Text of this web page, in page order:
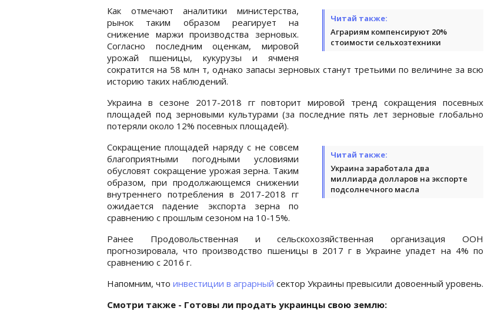
Читай также:
Аграриям компенсируют 20%
стоимости сельхозтехники
Как отмечают аналитики министерства,
рынок таким образом реагирует на
снижение маржи производства зерновых.
Согласно последним оценкам, мировой
урожай пшеницы, кукурузы и ячменя
сократится на 58 млн т, однако запасы зерновых станут третьими по величине за всю
историю таких наблюдений.
Украина в сезоне 2017-2018 гг повторит мировой тренд сокращения посевных
площадей под зерновыми культурами (за последние пять лет зерновые глобально
потеряли около 12% посевных площадей).
Читай также:
Украина заработала два
миллиарда долларов на экспорте
подсолнечного масла
Сокращение площадей наряду с не совсем
благоприятными погодными условиями
обусловят сокращение урожая зерна. Таким
образом, при продолжающемся снижении
внутреннего потребления в 2017-2018 гг
ожидается падение экспорта зерна по
сравнению с прошлым сезоном на 10-15%.
Ранее Продовольственная и сельскохозяйственная организация ООН
прогнозировала, что производство пшеницы в 2017 г в Украине упадет на 4% по
сравнению с 2016 г.
Напомним, что инвестиции в аграрный сектор Украины превысили довоенный уровень.
Смотри также - Готовы ли продать украинцы свою землю: